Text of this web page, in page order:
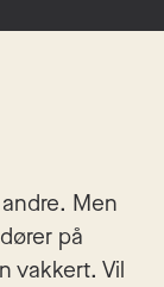
Men
på
vakkert. Vil